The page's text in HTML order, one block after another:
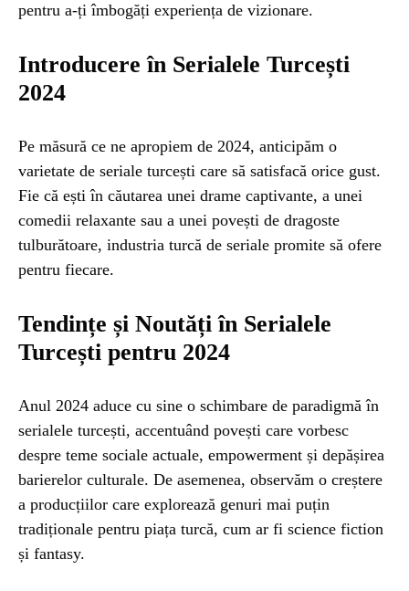
pentru a-ți îmbogăți experiența de vizionare.
Introducere în Serialele Turcești
2024
Pe măsură ce ne apropiem de 2024, anticipăm o
varietate de seriale turcești care să satisfacă orice gust.
Fie că ești în căutarea unei drame captivante, a unei
comedii relaxante sau a unei povești de dragoste
tulburătoare, industria turcă de seriale promite să ofere
pentru fiecare.
Tendințe și Noutăți în Serialele
Turcești pentru 2024
Anul 2024 aduce cu sine o schimbare de paradigmă în
serialele turcești, accentuând povești care vorbesc
despre teme sociale actuale, empowerment și depășirea
barierelor culturale. De asemenea, observăm o creștere
a producțiilor care explorează genuri mai puțin
tradiționale pentru piața turcă, cum ar fi science fiction
și fantasy.
POPULAR
ȘTIINȚA 1 year ago
BLOG 2 years ago
Seriale turcesti:Top 5 cele mai bune seriale
BLOG
ȘTIINȚA
întâmplă